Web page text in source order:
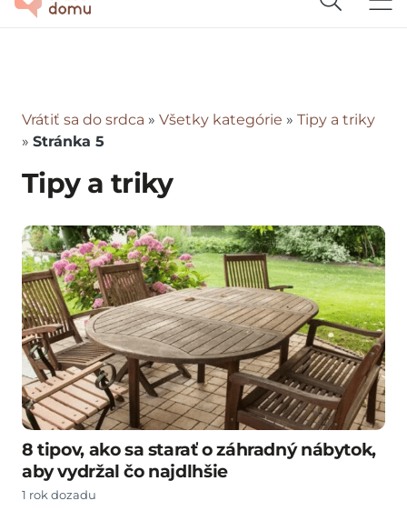
Vrátiť sa do srdca » Všetky kategórie » Tipy a triky
» Stránka 5
Tipy a triky
8 tipov, ako sa starať o záhradný nábytok,
aby vydržal čo najdlhšie
1 rok dozadu